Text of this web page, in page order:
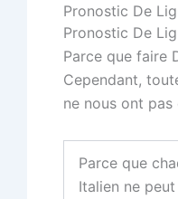
Pronostic De
Pronostic De
Parce que faire
Cependant,
ne nous ont pas
Parce que
Italien ne peut